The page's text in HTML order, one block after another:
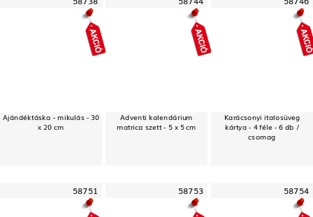
Ajándéktáska - mikulás - 30
x 20 cm
Adventi kalendárium
matrica szett - 5 x 5 cm
Karácsonyi italosüveg
kártya - 4 féle - 6 db /
csomag
58751 58753 58754